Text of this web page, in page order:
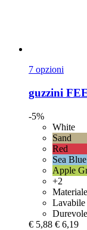
7 opzioni
guzzini
-5%
White
Sand
Red
Sea Blue
Apple
+2
€ 5,88 € 6,19